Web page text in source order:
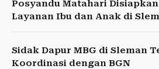
Posyandu Matahari
Layanan Ibu dan Anak di
Sidak Dapur MBG di Sleman
Koordinasi dengan BGN